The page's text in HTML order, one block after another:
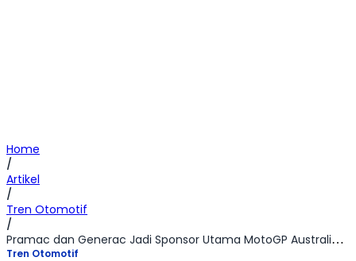
Home
/
Artikel
/
Tren Otomotif
/
Pramac dan Generac Jadi Sponsor Utama MotoGP Australia 2019
Tren Otomotif